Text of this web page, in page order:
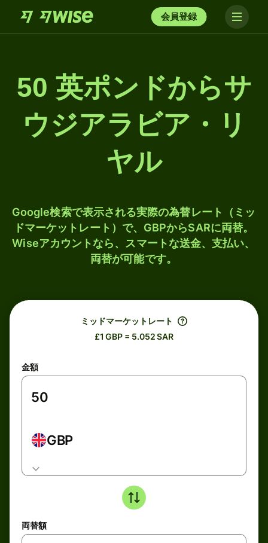
会員登録
50 英ポンドからサ
ウジアラビア・リ
ヤル
Google検索で表示される実際の為替レート（ミッ
ドマーケットレート）で、GBPからSARに両替。
Wiseアカウントなら、スマートな送金、支払い、
両替が可能です。
ミッドマーケットレート
£1 GBP = 5.052 SAR
金額
GBP
両替額